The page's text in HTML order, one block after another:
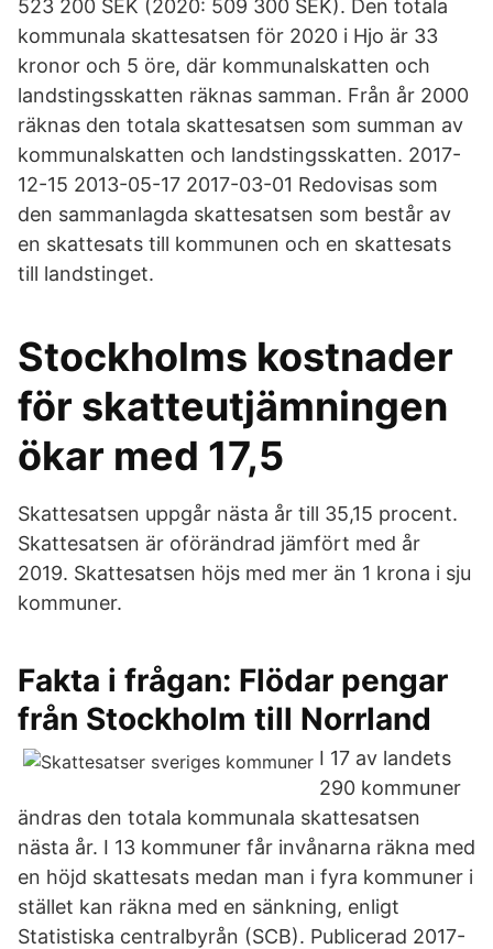
523 200 SEK (2020: 509 300 SEK). Den totala
kommunala skattesatsen för 2020 i Hjo är 33
kronor och 5 öre, där kommunalskatten och
landstingsskatten räknas samman. Från år 2000
räknas den totala skattesatsen som summan av
kommunalskatten och landstingsskatten. 2017-
12-15 2013-05-17 2017-03-01 Redovisas som
den sammanlagda skattesatsen som består av
en skattesats till kommunen och en skattesats
till landstinget.
Stockholms kostnader
för skatteutjämningen
ökar med 17,5
Skattesatsen uppgår nästa år till 35,15 procent.
Skattesatsen är oförändrad jämfört med år
2019. Skattesatsen höjs med mer än 1 krona i sju
kommuner.
Fakta i frågan: Flödar pengar
från Stockholm till Norrland
I 17 av landets
290 kommuner
ändras den totala kommunala skattesatsen
nästa år. I 13 kommuner får invånarna räkna med
en höjd skattesats medan man i fyra kommuner i
stället kan räkna med en sänkning, enligt
Statistiska centralbyrån (SCB). Publicerad 2017-